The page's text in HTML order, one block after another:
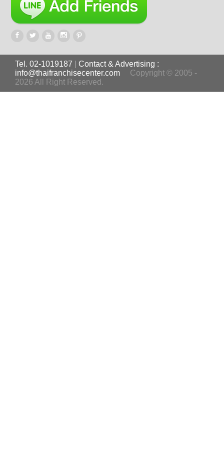
Tel. 02-1019187
Contact & Advertising :
info@thaifranchisecenter.com
Copyright © 2005 -
2026 All Right Reserved.